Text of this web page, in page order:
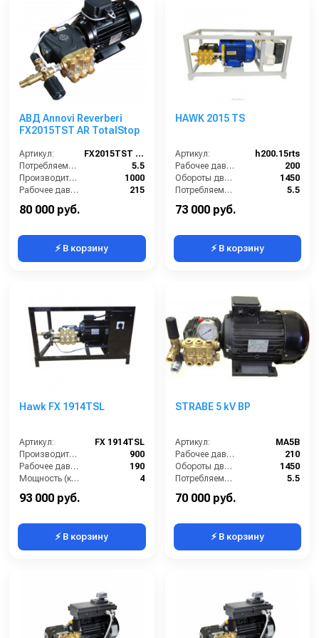
АВД Annovi Reverberi
FX2015TST AR TotalStop
Артикул:
FX2015TST AR
Потребляемая мощность (кВт):
5.5
Производительность (л/ч):
1000
Рабочее давление (бар):
215
Мощность (кВт):
80 000 руб.
⚡ В корзину
HAWK 2015 TS
Артикул:
h200.15rts
Рабочее давление (бар):
200
Обороты двигателя (об/мин):
1450
Потребляемая мощность (кВт):
5.5
Производительность (л/ч):
73 000 руб.
⚡ В корзину
Hawk FX 1914TSL
Артикул:
FX 1914TSL
Производительность (л/ч):
900
Рабочее давление (бар):
190
Мощность (кВт):
4
93 000 руб.
⚡ В корзину
STRABE 5 kV BP
Артикул:
MA5B
Рабочее давление (бар):
210
Обороты двигателя (об/мин):
1450
Потребляемая мощность (кВт):
5.5
70 000 руб.
⚡ В корзину